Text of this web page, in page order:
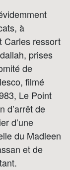
à
Carles ressort
prises
de
filmé
Le Point
d’arrêt de
d’une
du Madleen
et de